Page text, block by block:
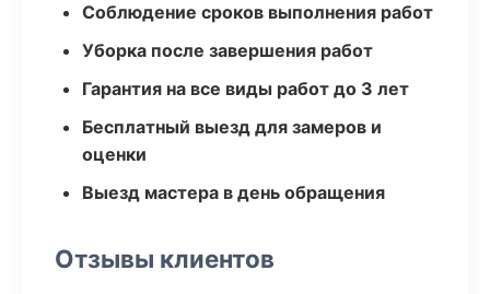
Соблюдение сроков выполнения работ
Уборка после завершения работ
Гарантия на все виды работ до 3 лет
Бесплатный выезд для замеров и
оценки
Выезд мастера в день обращения
Отзывы клиентов